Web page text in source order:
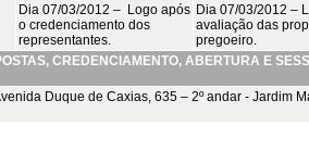
Dia 07/03/2012 – Logo após
o credenciamento dos
representantes.
Dia 07/03/2012 –
avaliação das
pregoeiro.
CREDENCIAMENTO, ABERTURA E
Duque de Caxias, 635 – 2º andar - Jardim